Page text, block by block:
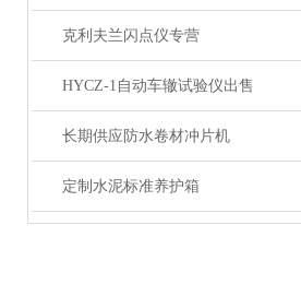
克利夫兰闪点仪专营
HYCZ-1自动车辙试验仪出售
长期供应防水卷材冲片机
定制水泥标准养护箱